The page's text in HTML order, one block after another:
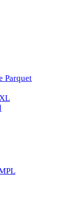
Parquet